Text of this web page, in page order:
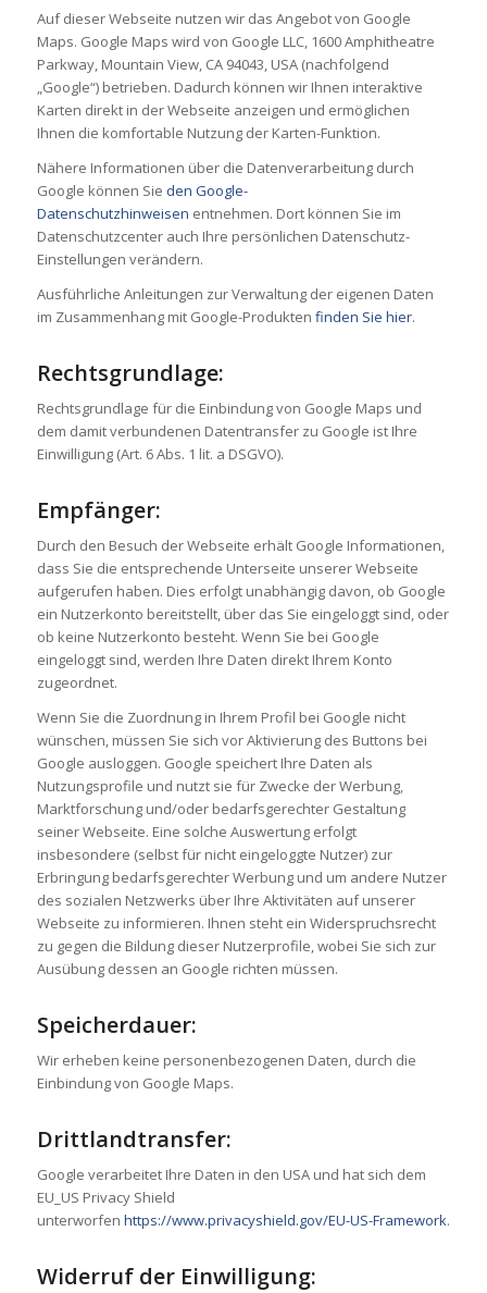
Auf dieser Webseite nutzen wir das Angebot von Google
Maps. Google Maps wird von Google LLC, 1600 Amphitheatre
Parkway, Mountain View, CA 94043, USA (nachfolgend
„Google“) betrieben. Dadurch können wir Ihnen interaktive
Karten direkt in der Webseite anzeigen und ermöglichen
Ihnen die komfortable Nutzung der Karten-Funktion.
Nähere Informationen über die Datenverarbeitung durch
Google können Sie den Google-
Datenschutzhinweisen entnehmen. Dort können Sie im
Datenschutzcenter auch Ihre persönlichen Datenschutz-
Einstellungen verändern.
Ausführliche Anleitungen zur Verwaltung der eigenen Daten
im Zusammenhang mit Google-Produkten finden Sie hier.
Rechtsgrundlage:
Rechtsgrundlage für die Einbindung von Google Maps und
dem damit verbundenen Datentransfer zu Google ist Ihre
Einwilligung (Art. 6 Abs. 1 lit. a DSGVO).
Empfänger:
Durch den Besuch der Webseite erhält Google Informationen,
dass Sie die entsprechende Unterseite unserer Webseite
aufgerufen haben. Dies erfolgt unabhängig davon, ob Google
ein Nutzerkonto bereitstellt, über das Sie eingeloggt sind, oder
ob keine Nutzerkonto besteht. Wenn Sie bei Google
eingeloggt sind, werden Ihre Daten direkt Ihrem Konto
zugeordnet.
Wenn Sie die Zuordnung in Ihrem Profil bei Google nicht
wünschen, müssen Sie sich vor Aktivierung des Buttons bei
Google ausloggen. Google speichert Ihre Daten als
Nutzungsprofile und nutzt sie für Zwecke der Werbung,
Marktforschung und/oder bedarfsgerechter Gestaltung
seiner Webseite. Eine solche Auswertung erfolgt
insbesondere (selbst für nicht eingeloggte Nutzer) zur
Erbringung bedarfsgerechter Werbung und um andere Nutzer
des sozialen Netzwerks über Ihre Aktivitäten auf unserer
Webseite zu informieren. Ihnen steht ein Widerspruchsrecht
zu gegen die Bildung dieser Nutzerprofile, wobei Sie sich zur
Ausübung dessen an Google richten müssen.
Speicherdauer:
Wir erheben keine personenbezogenen Daten, durch die
Einbindung von Google Maps.
Drittlandtransfer:
Google verarbeitet Ihre Daten in den USA und hat sich dem
EU_US Privacy Shield
unterworfen https://www.privacyshield.gov/EU-US-Framework.
Widerruf der Einwilligung: